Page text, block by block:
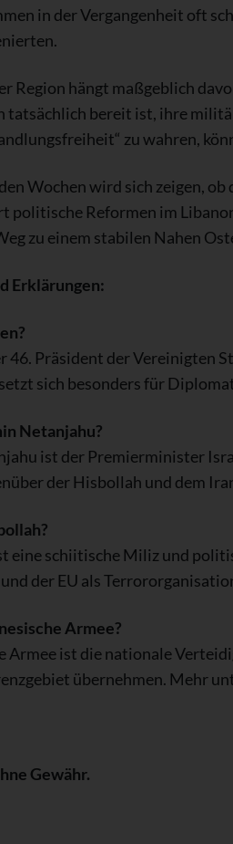
in der Vergangenheit oft
Region hängt maßgeblich
tatsächlich bereit ist, ihre
zu wahren,
Wochen wird sich zeigen,
politische Reformen im
zu einem stabilen Nahen
Erklärungen:
46. Präsident der Vereinigten
sich besonders für
Netanjahu?
ist der Premierminister
der Hisbollah und dem
eine schiitische Miliz und
und der EU als
Armee?
Armee ist die nationale
übernehmen. Mehr
Gewähr.